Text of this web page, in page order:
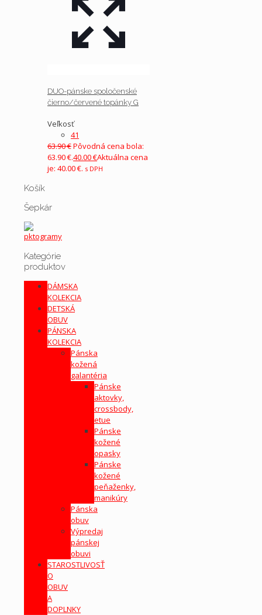
DUO-pánske spoločenské
čierno/červené topánky G
Veľkosť
41
63.90€Pôvodná cena bola:
63.90 €.40.00€Aktuálna cena
je: 40.00 €. s DPH
Košík
Šepkár
Kategórie
produktov
DÁMSKA
KOLEKCIA
DETSKÁ
OBUV
PÁNSKA
KOLEKCIA
Pánska
kožená
galantéria
Pánske
aktovky,
crossbody,
etue
Pánske
kožené
opasky
Pánske
kožené
peňaženky,
manikúry
Pánska
obuv
Výpredaj
pánskej
obuvi
STAROSTLIVOSŤ
O
OBUV
A
DOPLNKY